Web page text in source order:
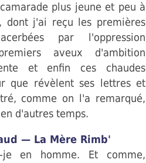
plus jeune et peu à
dont j'ai reçu les premières
par l'oppression
aveux d'ambition
et enfin ces chaudes
que révèlent ses lettres et
comme on l'a remarqué,
d'autres temps.
— La Mère Rimb'
je en homme. Et comme,